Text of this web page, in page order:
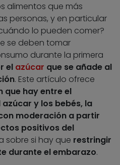
alimentos que más
personas, y en particular
lo pueden comer?
se deben tomar
durante la primera
el azúcar que se añade al
. Este artículo ofrece
que hay entre el
y los bebés, la
moderación a partir
positivos del
sobre si hay que restringir
durante el embarazo.